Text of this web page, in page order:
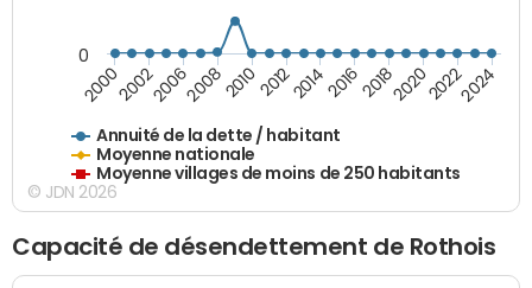
Annuité de la dette / habitant
Moyenne nationale
Moyenne villages de moins de 250 habitants
200020022006200820102012201420162018202020222024
0
© JDN 2026
Capacité de désendettement de Rothois